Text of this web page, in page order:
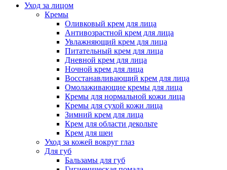
Уход за лицом
Кремы
Оливковый крем для лица
Антивозрастной крем для лица
Увлажняющий крем для лица
Питательный крем для лица
Дневной крем для лица
Ночной крем для лица
Восстанавливающий крем для лица
Омолаживающие кремы для лица
Кремы для нормальной кожи лица
Кремы для сухой кожи лица
Зимний крем для лица
Крем для области декольте
Крем для шеи
Уход за кожей вокруг глаз
Для губ
Бальзамы для губ